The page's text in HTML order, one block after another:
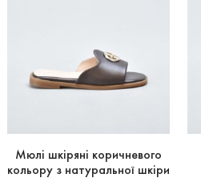
Мюлі шкіряні коричневого
кольору з натуральної шкіри